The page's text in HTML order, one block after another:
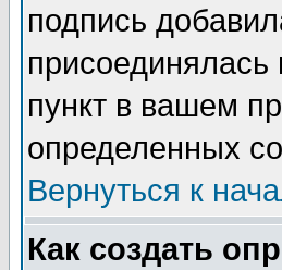
подпись
пункт в вашем
определенных
Вернуться к
Как создать